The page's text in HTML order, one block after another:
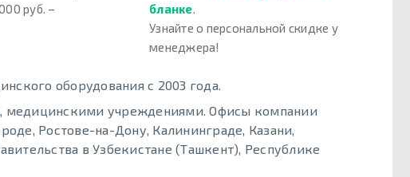
руб. –
бланке.
Узнайте о персональной скидке у
менеджера!
оборудования с 2003 года.
медицинскими учреждениями. Офисы компании
Ростове-на-Дону, Калининграде, Казани,
в Узбекистане (Ташкент), Республике